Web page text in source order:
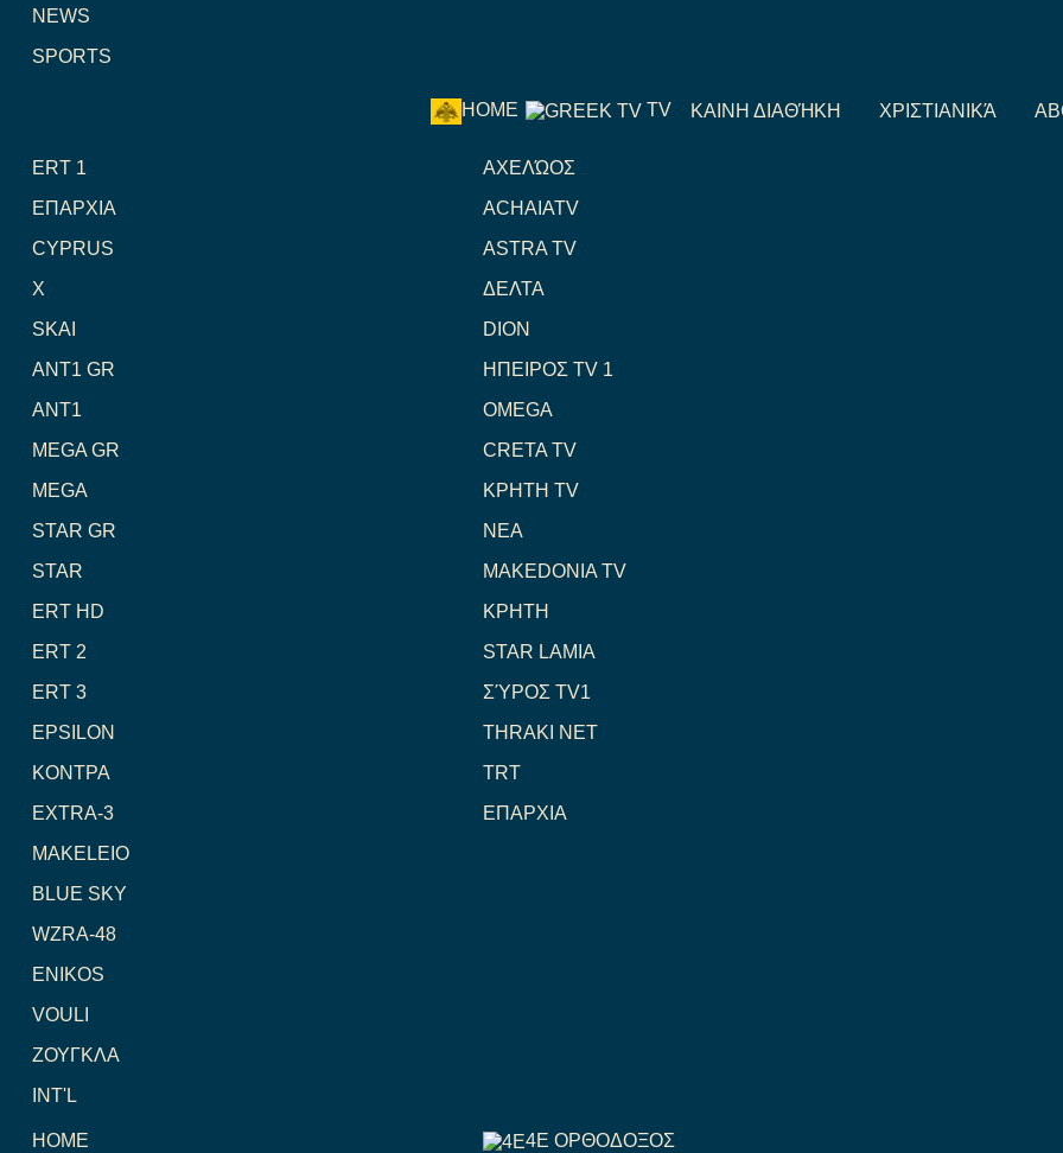
NEWS
SPORTS
HOME TV ΚΑΙΝΗ ΔΙΑΘΉΚΗ ΧΡΙΣΤΙΑΝΙΚΆ
ERT 1
ΕΠΑΡΧΙΑ
CYPRUS
X
SKAI
ANT1 GR
ANT1
MEGA GR
MEGA
STAR GR
STAR
ERT HD
ERT 2
ERT 3
EPSILON
ΚΟΝΤΡΑ
EXTRA-3
MAKELEIO
BLUE SKY
WZRA-48
ENIKOS
VOULI
ΖΟΥΓΚΛΑ
INT'L
ΑΧΕΛΏΟΣ
ACHAIATV
ASTRA TV
ΔΕΛΤΑ
DION
ΗΠΕΙΡΟΣ TV 1
OMEGA
CRETA TV
ΚΡΗΤΗ TV
NEA
MAKEDONIA TV
ΚΡΗΤΗ
STAR LAMIA
ΣΎΡΟΣ TV1
THRAKI NET
TRT
ΕΠΑΡΧΙΑ
HOME
4E ΟΡΘΟΔΟΞΟΣ